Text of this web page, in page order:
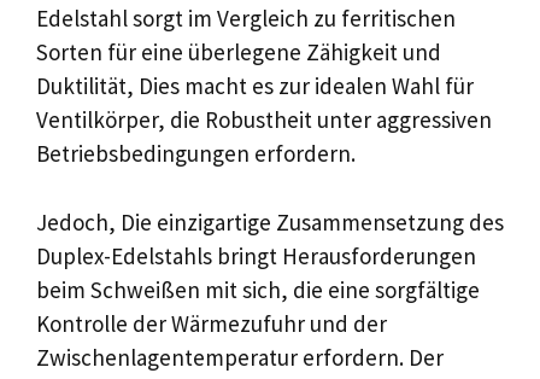
Edelstahl sorgt im Vergleich zu ferritischen
Sorten für eine überlegene Zähigkeit und
Duktilität, Dies macht es zur idealen Wahl für
Ventilkörper, die Robustheit unter aggressiven
Betriebsbedingungen erfordern.
Jedoch, Die einzigartige Zusammensetzung des
Duplex-Edelstahls bringt Herausforderungen
beim Schweißen mit sich, die eine sorgfältige
Kontrolle der Wärmezufuhr und der
Zwischenlagentemperatur erfordern. Der